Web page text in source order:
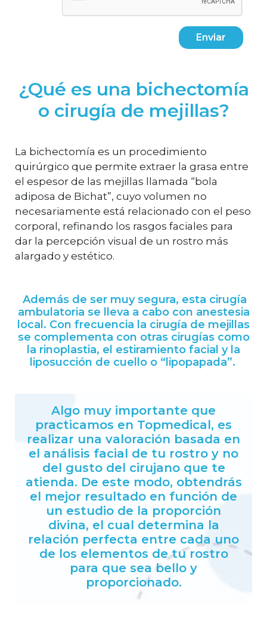
Enviar
¿Qué es una bichectomía
o cirugía de mejillas?
La bichectomía es un procedimiento
quirúrgico que permite extraer la grasa entre
el espesor de las mejillas llamada “bola
adiposa de Bichat”, cuyo volumen no
necesariamente está relacionado con el peso
corporal, refinando los rasgos faciales para
dar la percepción visual de un rostro más
alargado y estético.
Además de ser muy segura, esta cirugía
ambulatoria se lleva a cabo con anestesia
local. Con frecuencia la cirugía de mejillas
se complementa con otras cirugías como
la rinoplastia, el estiramiento facial y la
liposucción de cuello o “lipopapada”.
Algo muy importante que
practicamos en Topmedical, es
realizar una valoración basada en
el análisis facial de tu rostro y no
del gusto del cirujano que te
atienda. De este modo, obtendrás
el mejor resultado en función de
un estudio de la proporción
divina, el cual determina la
relación perfecta entre cada uno
de los elementos de tu rostro
para que sea bello y
proporcionado.